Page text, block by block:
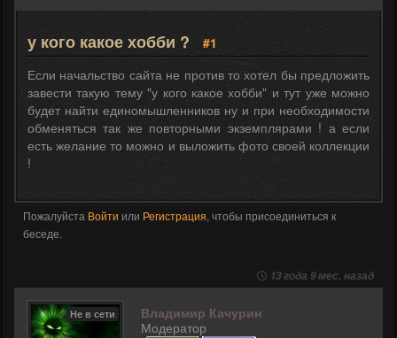
у кого какое хобби ?
#1
Если начальство сайта не против то хотел бы предложить
завести такую тему "у кого какое хобби" и тут уже можно
будет найти единомышленников ну и при необходимости
обменяться так же повторными экземплярами ! а если
есть желание то можно и выложить фото своей коллекции
!
Пожалуйста Войти или Регистрация, чтобы присоединиться к
беседе.
13 года 9 мес. назад
Не в сети
Владимир Качурин
Модератор